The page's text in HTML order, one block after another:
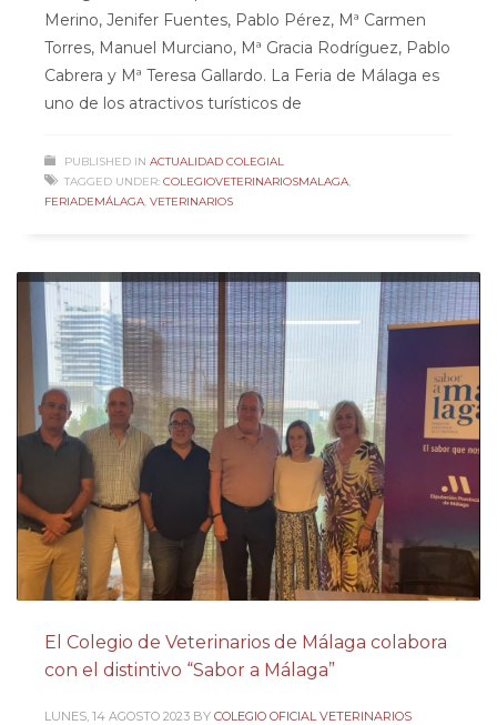
Merino, Jenifer Fuentes, Pablo Pérez, Mª Carmen
Torres, Manuel Murciano, Mª Gracia Rodríguez, Pablo
Cabrera y Mª Teresa Gallardo. La Feria de Málaga es
uno de los atractivos turísticos de
PUBLISHED IN ACTUALIDAD COLEGIAL
TAGGED UNDER: COLEGIOVETERINARIOSMALAGA
FERIADEMÁLAGA VETERINARIOS
El Colegio de Veterinarios de Málaga colabora
con el distintivo “Sabor a Málaga”
LUNES, 14 AGOSTO 2023 BY COLEGIO OFICIAL VETERINARIOS